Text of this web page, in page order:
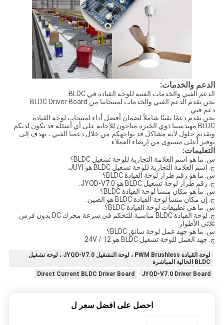
الدعم والخدمات:
الدعم الفني والخدمات الفنية للوحة القيادة في BLDC
نحن نقدم الدعم الفني والخدمات لمنتجاتنا من BLDC Driver Board.
دعم فني
نحن نقدم دعمًا تقنيًا شاملاً لضمان أفضل أداء لمنتجات لوحة القيادة
BLDC.مهندسينا ذوي الخبرة متاحون للإجابة على أي أسئلة قد تكون لديكم
وتقديم حلول لأية مشاكل قد تواجهكم.من خلال دعمنا الفني ، نهدف إلى
توفير أعلى مستوى من إرضاء العملاء.
التعليمات:
س: ما هو اسم العلامة التجارية للوحة تشغيل BLDC؟
ج: اسم العلامة التجارية للوحة تشغيل BLDC هو JUYI.
س: ما هو رقم طراز لوحة القيادة BLDC؟
ج: رقم طراز لوحة تشغيل BLDC هو JYQD-V7.0.
س: ما هو مكان منشأ لوحة القيادة BLDC؟
ج: إن مكان منشأ لوحة القيادة BLDC هو الصين.
س: ما هي تطبيقات لوحة القيادة BLDC؟
ج: لوحة القيادة BLDC مناسبة للتحكم في سرعة محرك DC بدون فرش
ثلاثي الأطوار.
س: ما هو جهد عمل لوحة سائق BLDC؟
ج: جهد العمل للوحة تشغيل BLDC هو 12 / 24V
لوحة القيادة PWM Brushless ، لوحة التشغيل JYQD-V7.0 ، لوحة تشغيل
BLDC الحالية المباشرة
JYQD-V7.0 Driver Board
Direct Current BLDC Driver Board
احصل على افضل سعر ل